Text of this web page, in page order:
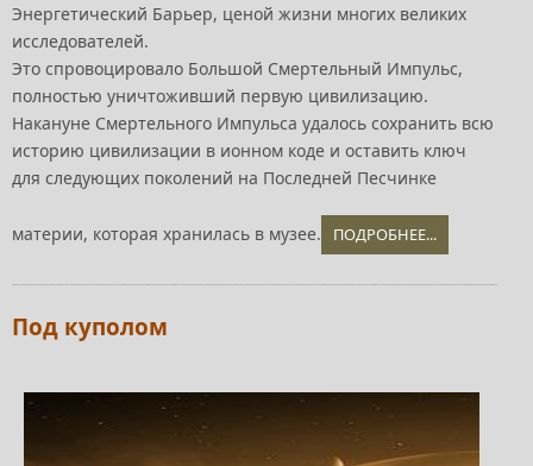
Энергетический Барьер, ценой жизни многих великих
исследователей.
Это спровоцировало Большой Смертельный Импульс,
полностью уничтоживший первую цивилизацию.
Накануне Смертельного Импульса удалось сохранить всю
историю цивилизации в ионном коде и оставить ключ
для следующих поколений на Последней Песчинке
материи, которая хранилась в музее. ПОДРОБНЕЕ...
Под куполом